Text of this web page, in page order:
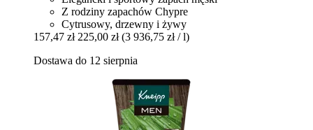
Z rodziny zapachów Chypre
Cytrusowy, drzewny i żywy
157,47 zł 225,00 zł (3 936,75 zł / l)
Dostawa do 12 sierpnia